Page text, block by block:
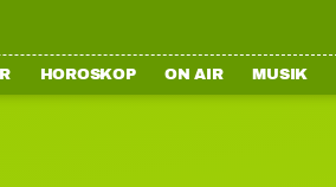
HOROSKOP ON AIR MUSIK